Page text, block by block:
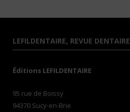
LEFILDENTAIRE, REVUE DENTAIRE
Éditions LEFILDENTAIRE
95 rue de Boissy
94370 Sucy-en-Brie